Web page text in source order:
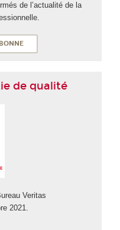
de l’actualité de la
de qualité
Veritas
2021.